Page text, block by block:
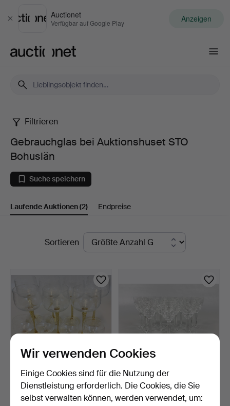
Schließen
Auctionet
Verfügbar auf Google Play Anzeigen
Gebrauchglas
bei
Auktionshuset
STO
Filtrieren
Gebrauchglas bei Auktionshuset STO
Bohuslän
Suche speichern
Laufende Auktionen(2) Endpreise
LaufendeSortieren
REMMARE, 11 Stk.,
pantographierter Dekor, …
7 Tage
WEINGLÄSER, 13 Stk.,
graviertes und geschl…
1 Tag
Wir verwenden Cookies
Einige Cookies sind für die Nutzung der
Dienstleistung erforderlich. Die Cookies, die Sie
selbst verwalten können, werden verwendet, um: